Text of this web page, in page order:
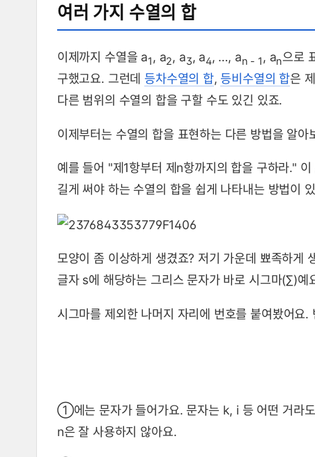
여러 가지 수열의 합
이제까지 수열을 a1, a2, a3, a4, …, an - 1, an으로
구했고요. 그런데 등차수열의 합, 등비수열의 합은
다른 범위의 수열의 합을 구할 수도 있긴 있죠.
이제부터는 수열의 합을 표현하는 다른 방법을 알아
예를 들어 "제1항부터 제n항까지의 합을 구하라."
길게 써야 하는 수열의 합을 쉽게 나타내는 방법이
모양이 좀 이상하게 생겼죠? 저기 가운데 뾰족하게
글자 s에 해당하는 그리스 문자가 바로 시그마(∑)예
시그마를 제외한 나머지 자리에 번호를 붙여봤어요
①에는 문자가 들어가요. 문자는 k, i 등 어떤 거라
n은 잘 사용하지 않아요.